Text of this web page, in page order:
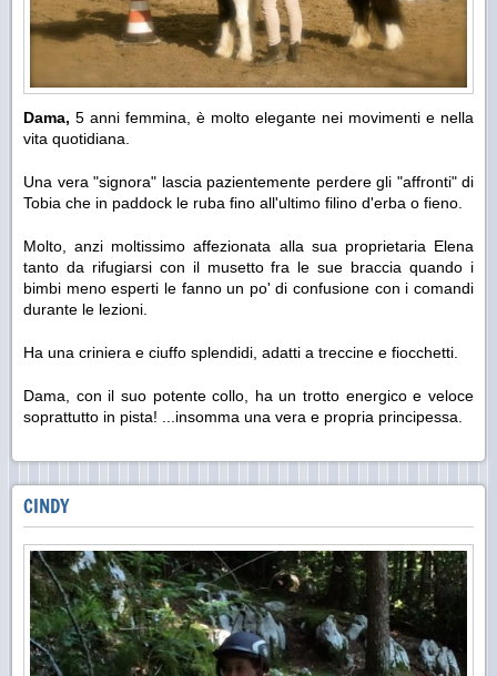
Dama, 5 anni femmina, è molto elegante nei movimenti e nella
vita quotidiana.
Una vera "signora" lascia pazientemente perdere gli "affronti" di
Tobia che in paddock le ruba fino all'ultimo filino d'erba o fieno.
Molto, anzi moltissimo affezionata alla sua proprietaria Elena
tanto da rifugiarsi con il musetto fra le sue braccia quando i
bimbi meno esperti le fanno un po' di confusione con i comandi
durante le lezioni.
Ha una criniera e ciuffo splendidi, adatti a treccine e fiocchetti.
Dama, con il suo potente collo, ha un trotto energico e veloce
soprattutto in pista! ...insomma una vera e propria principessa.
CINDY